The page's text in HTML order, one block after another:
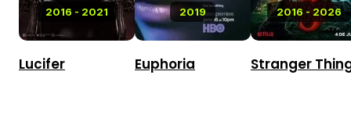
2016 - 2021
Lucifer
2019
Euphoria
2016 - 2026
Stranger